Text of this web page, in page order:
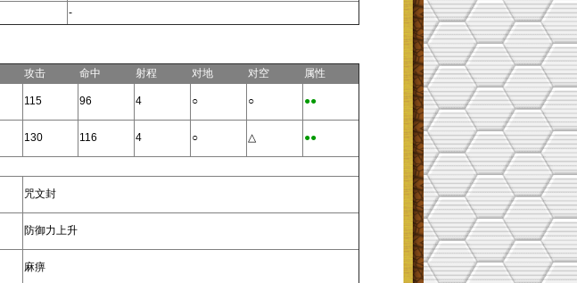
-
攻击 命中 射程 对地 对空 属性
115 96 4 ○ ○ ●●
130 116 4 ○ △ ●●
咒文封
防御力上升
麻痹